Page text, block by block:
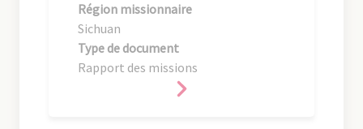
Région missionnaire
Sichuan
Type de document
Rapport des missions